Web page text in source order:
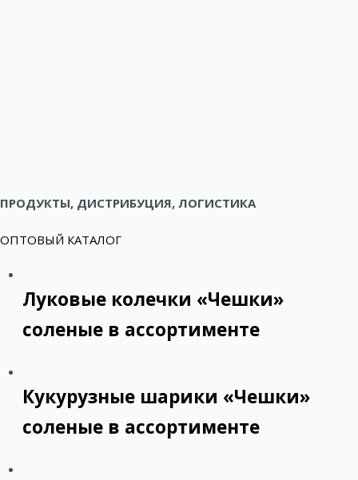
ПРОДУКТЫ, ДИСТРИБУЦИЯ, ЛОГИСТИКА
ОПТОВЫЙ КАТАЛОГ
Луковые колечки «Чешки»
соленые в ассортименте
Кукурузные шарики «Чешки»
соленые в ассортименте